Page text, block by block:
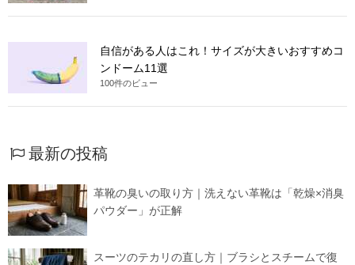
自信がある人はこれ！サイズが大きいおすすめコ
ンドーム11選
100件のビュー
最新の投稿
革靴の臭いの取り方｜洗えない革靴は「乾燥×消臭
パウダー」が正解
スーツのテカリの直し方｜ブラシとスチームで復